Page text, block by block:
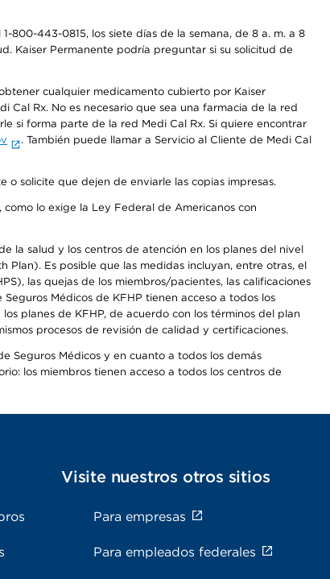
800-443-0815, los siete días de la semana, de 8 a. m. a 8
Kaiser Permanente podría preguntar si su solicitud de
cualquier medicamento cubierto por Kaiser
Rx. No es necesario que sea una farmacia de la red
si forma parte de la red Medi Cal Rx. Si quiere encontrar
. También puede llamar a Servicio al Cliente de Medi Cal
o solicite que dejen de enviarle las copias impresas.
lo exige la Ley Federal de Americanos con
la salud y los centros de atención en los planes del nivel
Plan). Es posible que las medidas incluyan, entre otras, el
las quejas de los miembros/pacientes, las calificaciones
Médicos de KFHP tienen acceso a todos los
planes de KFHP, de acuerdo con los términos del plan
procesos de revisión de calidad y certificaciones.
Seguros Médicos y en cuanto a todos los demás
los miembros tienen acceso a todos los centros de
Visite nuestros otros sitios
Para empresas
Para empleados federales